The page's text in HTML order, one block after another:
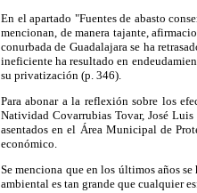
En el apartado "Fuentes de abasto
mencionan, de manera tajante,
conurbada de Guadalajara se ha
ineficiente ha resultado en
su privatización (p. 346).
Para abonar a la reflexión sobre los
Natividad Covarrubias Tovar, José
asentados en el Área Municipal de
económico.
Se menciona que en los últimos años
ambiental es tan grande que cualquier